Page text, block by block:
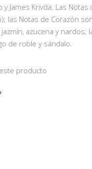
y James Krivda. Las
las Notas de Corazón
azucena y nardos;
de roble y sándalo.
producto